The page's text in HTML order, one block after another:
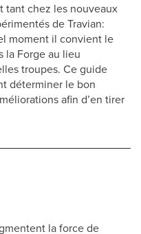
tant chez les nouveaux
de Travian:
moment il convient le
la Forge au lieu
troupes. Ce guide
déterminer le bon
afin d’en tirer
la force de